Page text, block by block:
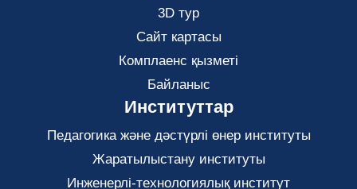
3D тур
Сайт картасы
Комплаенс қызметі
Байланыс
Институттар
Педагогика және дәстүрлі өнер институты
Жаратылыстану институты
Инженерлі-технологиялық институт